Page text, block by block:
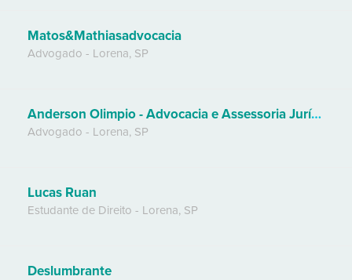
Matos&Mathiasadvocacia
Advogado - Lorena, SP
Anderson Olimpio - Advocacia e Assessoria Jurídica
Advogado - Lorena, SP
Lucas Ruan
Estudante de Direito - Lorena, SP
Deslumbrante